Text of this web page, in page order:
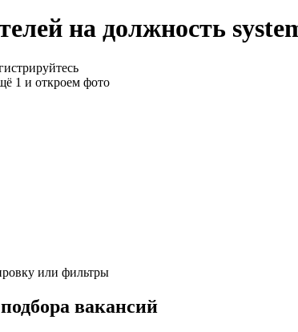
на должность
1 и откроем фото
или фильтры
вакансий